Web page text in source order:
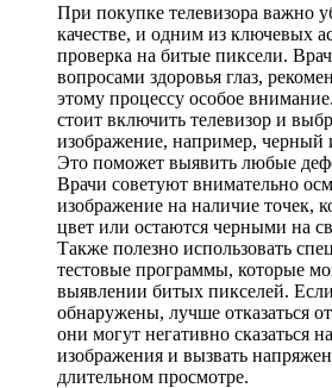
При покупке телевизора важно
качестве, и одним из ключевых
проверка на битые пиксели.
вопросами здоровья глаз,
этому процессу особое
стоит включить телевизор и
изображение, например,
Это поможет выявить любые
Врачи советуют внимательно
изображение на наличие точек,
цвет или остаются черными на
Также полезно использовать
тестовые программы, которые
выявлении битых пикселей.
обнаружены, лучше отказаться
они могут негативно сказаться
изображения и вызвать
длительном просмотре.